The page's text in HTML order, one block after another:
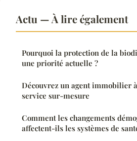
Actu — À lire également
Pourquoi la protection de la
une priorité actuelle ?
Découvrez un agent immobilier
service sur-mesure
Comment les changements
affectent-ils les systèmes de